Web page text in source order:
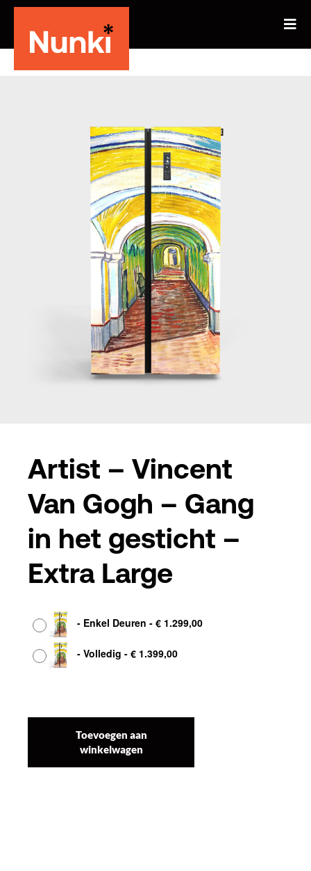
Artist – Vincent
Van Gogh – Gang
in het gesticht –
Extra Large
- Enkel Deuren - € 1.299,00
- Volledig - € 1.399,00
Toevoegen aan
winkelwagen